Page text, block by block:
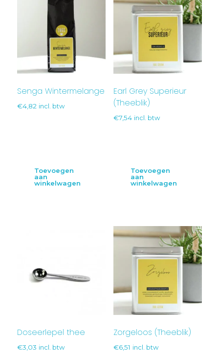
Senga Wintermelange
€4,82 incl. btw
Toevoegen
aan
winkelwagen
Earl Grey Superieur
(Theeblik)
€7,54 incl. btw
Toevoegen
aan
winkelwagen
Doseerlepel thee
€3,03 incl. btw
Zorgeloos (Theeblik)
€6,51 incl. btw